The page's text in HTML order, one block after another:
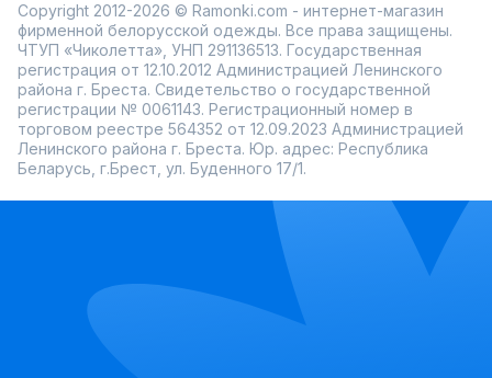
качественные ткани и утонченный декор: вышивки,
аппликации и пояски, которые акцентируют внимание на
линии талии. Эти платья идеально подходят как для
особых случаев, так и для повседневных выходов.
Преимущества моделей Diva:
Роскошные ткани, которые выглядят стильно и
практично.
Идеальная посадка, подчеркивающая фигуру.
Универсальность моделей: от торжественных
мероприятий до повседневных образов.
Покупая одежду Diva в интернет-магазине Ramonki,
можно не сомневаться, что оно станет не просто частью
гардероба, а незаменимым элементом, который
подчеркнет вкус и стиль каждой женщины.
Copyright 2012-2026 © Ramonki.com - интернет-магазин
фирменной белорусской одежды. Все права защищены.
ЧТУП «Чиколетта», УНП 291136513. Государственная
регистрация от 12.10.2012 Администрацией Ленинского
района г. Бреста. Свидетельство о государственной
регистрации № 0061143. Регистрационный номер в
торговом реестре 564352 от 12.09.2023 Администрацией
Ленинского района г. Бреста. Юр. адрес: Республика
Беларусь, г.Брест, ул. Буденного 17/1.